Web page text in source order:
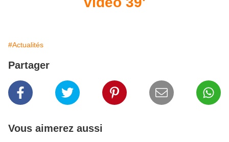
#Actualités
Partager
Vous aimerez aussi